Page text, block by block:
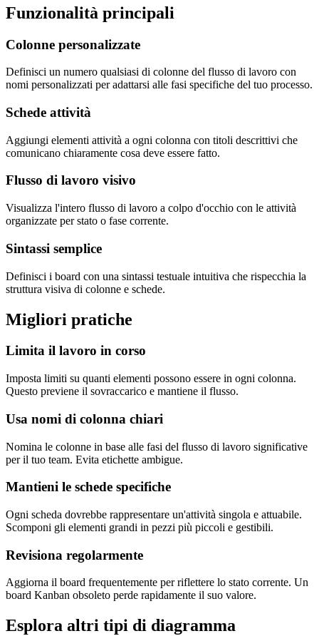
Funzionalità principali
Colonne personalizzate
Definisci un numero qualsiasi di colonne del flusso di lavoro con
nomi personalizzati per adattarsi alle fasi specifiche del tuo processo.
Schede attività
Aggiungi elementi attività a ogni colonna con titoli descrittivi che
comunicano chiaramente cosa deve essere fatto.
Flusso di lavoro visivo
Visualizza l'intero flusso di lavoro a colpo d'occhio con le attività
organizzate per stato o fase corrente.
Sintassi semplice
Definisci i board con una sintassi testuale intuitiva che rispecchia la
struttura visiva di colonne e schede.
Migliori pratiche
Limita il lavoro in corso
Imposta limiti su quanti elementi possono essere in ogni colonna.
Questo previene il sovraccarico e mantiene il flusso.
Usa nomi di colonna chiari
Nomina le colonne in base alle fasi del flusso di lavoro significative
per il tuo team. Evita etichette ambigue.
Mantieni le schede specifiche
Ogni scheda dovrebbe rappresentare un'attività singola e attuabile.
Scomponi gli elementi grandi in pezzi più piccoli e gestibili.
Revisiona regolarmente
Aggiorna il board frequentemente per riflettere lo stato corrente. Un
board Kanban obsoleto perde rapidamente il suo valore.
Esplora altri tipi di diagramma